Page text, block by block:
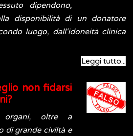
dipendono,
disponibilità di un donatore
luogo, dall'idoneità clinica
Leggi tutto...
non fidarsi
organi, oltre a
di grande civiltà e